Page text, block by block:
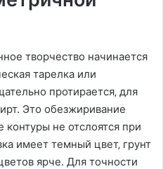
творчество начинается
тарелка или
протирается‚ для
Это обезжиривание
контуры не отслоятся при
имеет темный цвет‚ грунт
ярче. Для точности